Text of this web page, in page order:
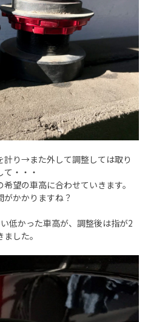
り→また外して調整しては取り
・・・
望の車高に合わせていきます。
かかりますね？
低かった車高が、調整後は指が2
した。